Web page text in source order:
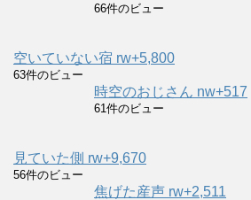
66件のビュー
空いていない宿 rw+5,800
63件のビュー
時空のおじさん nw+517
61件のビュー
見ていた側 rw+9,670
56件のビュー
焦げた産声 rw+2,511